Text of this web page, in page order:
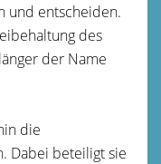
und entscheiden.
des
der Name
die
Dabei beteiligt sie